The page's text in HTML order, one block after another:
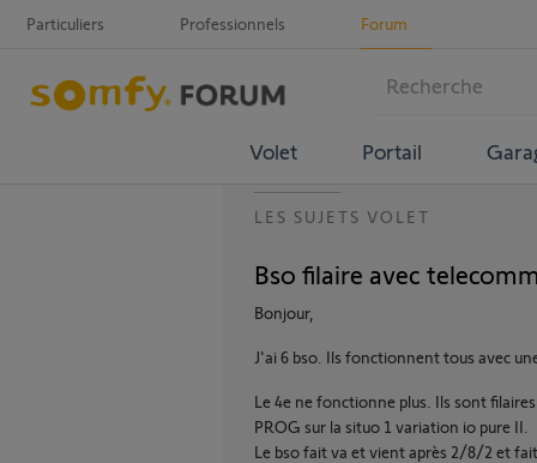
Particuliers Professionnels Forum
Volet Portail
LES SUJETS VOLET
Bso filaire avec
Bonjour,
J'ai 6 bso. Ils fonctionnent tous avec
Le 4e ne fonctionne plus. Ils sont
PROG sur la situo 1 variation io pure II.
Le bso fait va et vient après 2/8/2 et